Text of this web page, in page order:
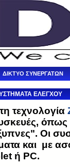
ΔΙΚΤΥΟ ΣΥΝΕΡΓΑΤΩΝ
ΕΛΕΓΧΟΥ
τεχνολογία
Οι
και με
ή PC.